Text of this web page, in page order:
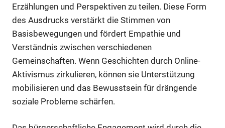
Erzählungen und Perspektiven zu teilen. Diese Form
des Ausdrucks verstärkt die Stimmen von
Basisbewegungen und fördert Empathie und
Verständnis zwischen verschiedenen
Gemeinschaften. Wenn Geschichten durch Online-
Aktivismus zirkulieren, können sie Unterstützung
mobilisieren und das Bewusstsein für drängende
soziale Probleme schärfen.